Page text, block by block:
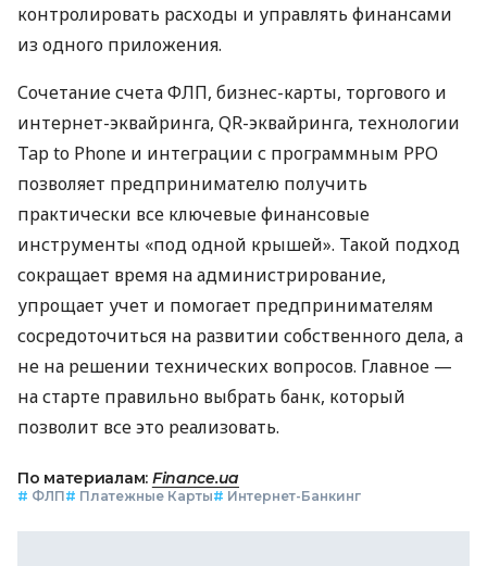
контролировать расходы и управлять финансами
из одного приложения.
Сочетание счета ФЛП, бизнес-карты, торгового и
интернет-эквайринга, QR-эквайринга, технологии
Tap to Phone и интеграции с программным РРО
позволяет предпринимателю получить
практически все ключевые финансовые
инструменты «под одной крышей». Такой подход
сокращает время на администрирование,
упрощает учет и помогает предпринимателям
сосредоточиться на развитии собственного дела, а
не на решении технических вопросов. Главное —
на старте правильно выбрать банк, который
позволит все это реализовать.
По материалам: Finance.ua
# ФЛП# Платежные Карты# Интернет-Банкинг